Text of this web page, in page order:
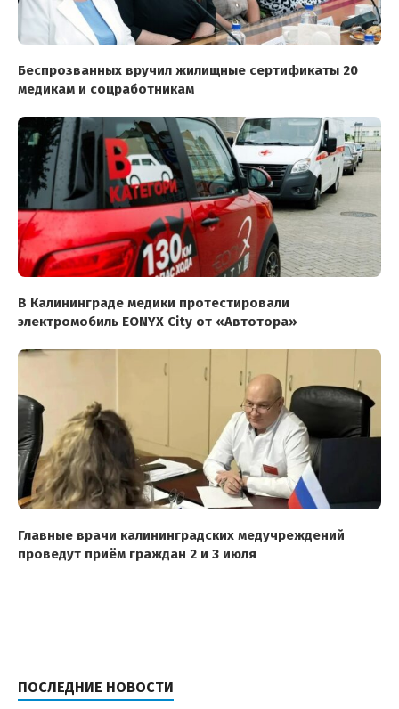
Беспрозванных вручил жилищные сертификаты 20
медикам и соцработникам
В Калининграде медики протестировали
электромобиль EONYX City от «Автотора»
Главные врачи калининградских медучреждений
проведут приём граждан 2 и 3 июля
ПОСЛЕДНИЕ НОВОСТИ